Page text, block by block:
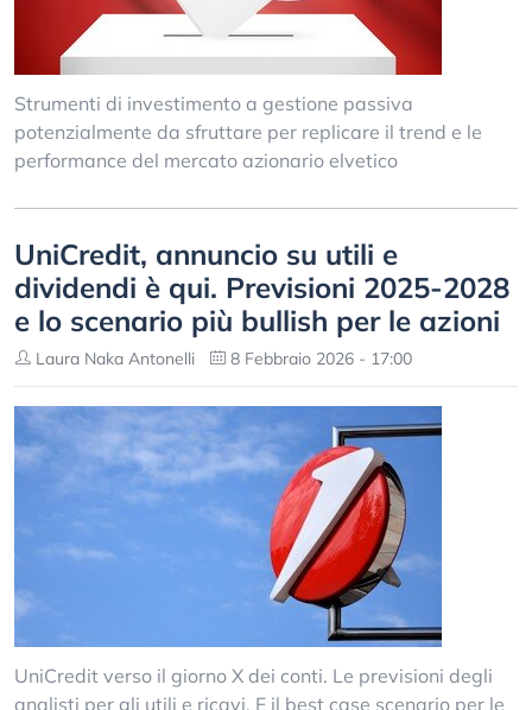
Strumenti di investimento a gestione passiva
potenzialmente da sfruttare per replicare il trend e le
performance del mercato azionario elvetico
UniCredit, annuncio su utili e
dividendi è qui. Previsioni 2025-2028
e lo scenario più bullish per le azioni
Laura Naka Antonelli 8 Febbraio 2026 - 17:00
UniCredit verso il giorno X dei conti. Le previsioni degli
analisti per gli utili e ricavi. E il best case scenario per le